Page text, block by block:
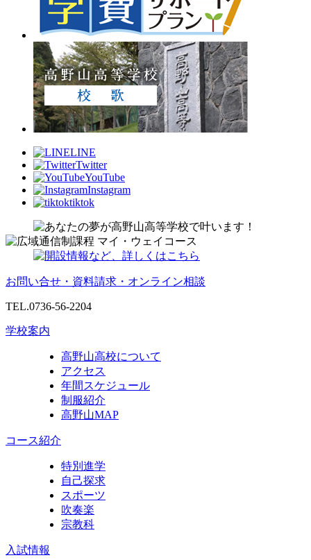
LINE
Twitter
YouTube
Instagram
tiktok
お問い合せ・資料請求・オンライン相談
TEL.0736-56-2204
学校案内
高野山高校について
アクセス
年間スケジュール
制服紹介
高野山MAP
コース紹介
特別進学
自己探求
スポーツ
吹奏楽
宗教科
入試情報